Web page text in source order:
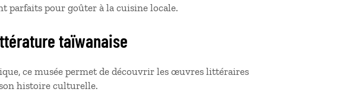
parfaits pour goûter à la cuisine locale.
taïwanaise
ce musée permet de découvrir les œuvres littéraires
histoire culturelle.